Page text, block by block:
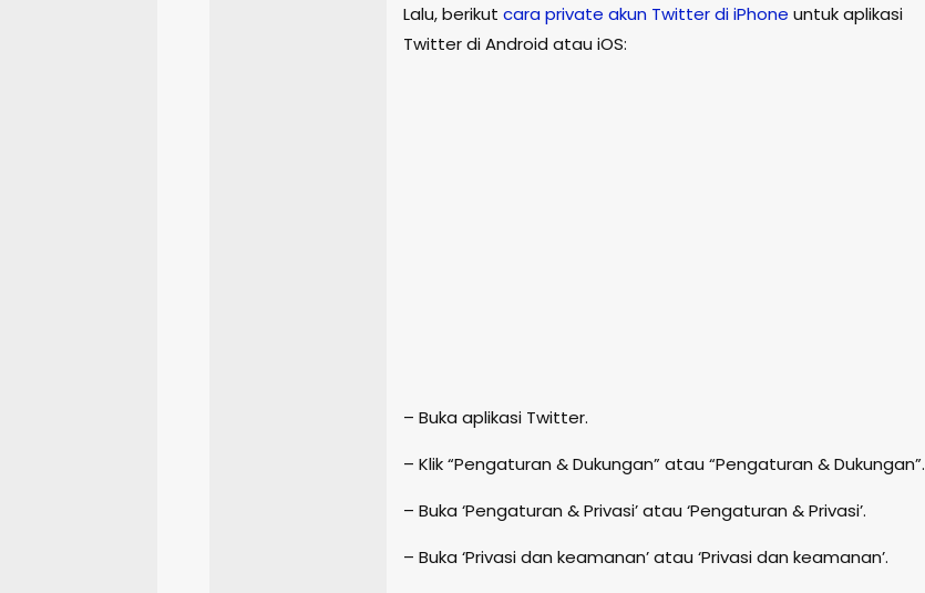
Lalu, berikut cara private akun Twitter di iPhone untuk aplikasi
Twitter di Android atau iOS:
– Buka aplikasi Twitter.
– Klik “Pengaturan & Dukungan” atau “Pengaturan & Dukungan”.
– Buka ‘Pengaturan & Privasi’ atau ‘Pengaturan & Privasi’.
– Buka ‘Privasi dan keamanan’ atau ‘Privasi dan keamanan’.